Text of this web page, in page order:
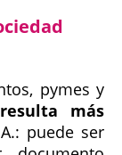
pymes y
más
puede ser